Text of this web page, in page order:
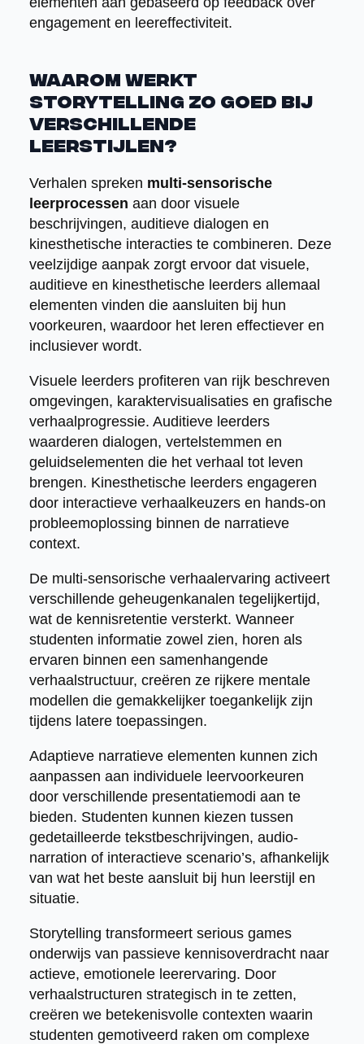
engagement en leereffectiviteit.
Waarom werkt
storytelling zo goed bij
verschillende
leerstijlen?
Verhalen spreken multi-sensorische
leerprocessen aan door visuele
beschrijvingen, auditieve dialogen en
kinesthetische interacties te combineren. Deze
veelzijdige aanpak zorgt ervoor dat visuele,
auditieve en kinesthetische leerders allemaal
elementen vinden die aansluiten bij hun
voorkeuren, waardoor het leren effectiever en
inclusiever wordt.
Visuele leerders profiteren van rijk beschreven
omgevingen, karaktervisualisaties en grafische
verhaalprogressie. Auditieve leerders
waarderen dialogen, vertelstemmen en
geluidselementen die het verhaal tot leven
brengen. Kinesthetische leerders engageren
door interactieve verhaalkeuzers en hands-on
probleemoplossing binnen de narratieve
context.
De multi-sensorische verhaalervaring activeert
verschillende geheugenkanalen tegelijkertijd,
wat de kennisretentie versterkt. Wanneer
studenten informatie zowel zien, horen als
ervaren binnen een samenhangende
verhaalstructuur, creëren ze rijkere mentale
modellen die gemakkelijker toegankelijk zijn
tijdens latere toepassingen.
Adaptieve narratieve elementen kunnen zich
aanpassen aan individuele leervoorkeuren
door verschillende presentatiemodi aan te
bieden. Studenten kunnen kiezen tussen
gedetailleerde tekstbeschrijvingen, audio-
narration of interactieve scenario’s, afhankelijk
van wat het beste aansluit bij hun leerstijl en
situatie.
Storytelling transformeert serious games
onderwijs van passieve kennisoverdracht naar
actieve, emotionele leerervaring. Door
verhaalstructuren strategisch in te zetten,
creëren we betekenisvolle contexten waarin
studenten gemotiveerd raken om complexe